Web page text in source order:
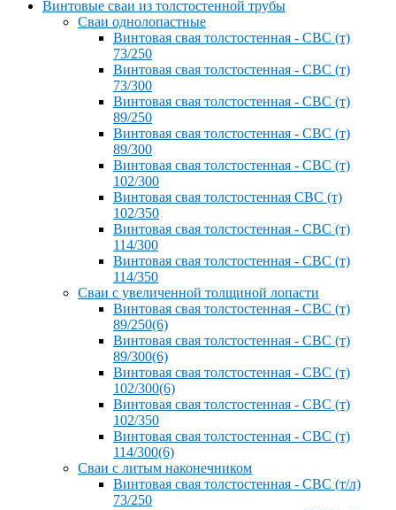
Винтовые сваи из толстостенной трубы
Сваи однолопастные
Винтовая свая толстостенная - СВС (т)
73/250
Винтовая свая толстостенная - СВС (т)
73/300
Винтовая свая толстостенная - СВС (т)
89/250
Винтовая свая толстостенная - СВС (т)
89/300
Винтовая свая толстостенная - СВС (т)
102/300
Винтовая свая толстостенная СВС (т)
102/350
Винтовая свая толстостенная - СВС (т)
114/300
Винтовая свая толстостенная - СВС (т)
114/350
Сваи с увеличенной толщиной лопасти
Винтовая свая толстостенная - СВС (т)
89/250(6)
Винтовая свая толстостенная - СВС (т)
89/300(6)
Винтовая свая толстостенная - СВС (т)
102/300(6)
Винтовая свая толстостенная - СВС (т)
102/350
Винтовая свая толстостенная - СВС (т)
114/300(6)
Сваи с литым наконечником
Винтовая свая толстостенная - СВС (т/л)
73/250